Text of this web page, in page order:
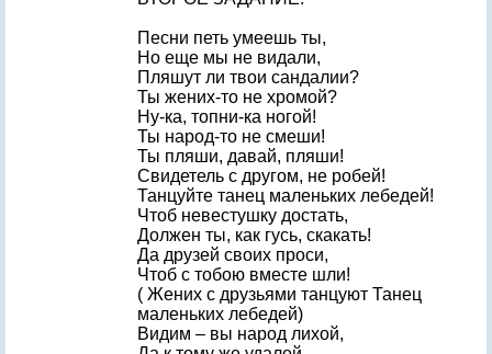
Песни петь умеешь ты,
Но еще мы не видали,
Пляшут ли твои сандалии?
Ты жених-то не хромой?
Ну-ка, топни-ка ногой!
Ты народ-то не смеши!
Ты пляши, давай, пляши!
Свидетель с другом, не робей!
Танцуйте танец маленьких лебедей!
Чтоб невестушку достать,
Должен ты, как гусь, скакать!
Да друзей своих проси,
Чтоб с тобою вместе шли!
( Жених с друзьями танцуют Танец
маленьких лебедей)
Видим – вы народ лихой,